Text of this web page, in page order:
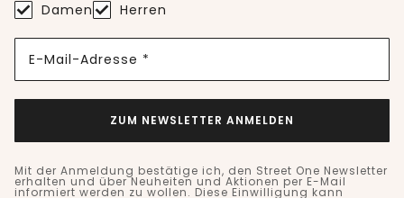
Damen Herren
E-Mail-Adresse *
ZUM NEWSLETTER ANMELDEN
Mit der Anmeldung bestätige ich, den Street One Newsletter
erhalten und über Neuheiten und Aktionen per E-Mail
informiert werden zu wollen. Diese Einwilligung kann